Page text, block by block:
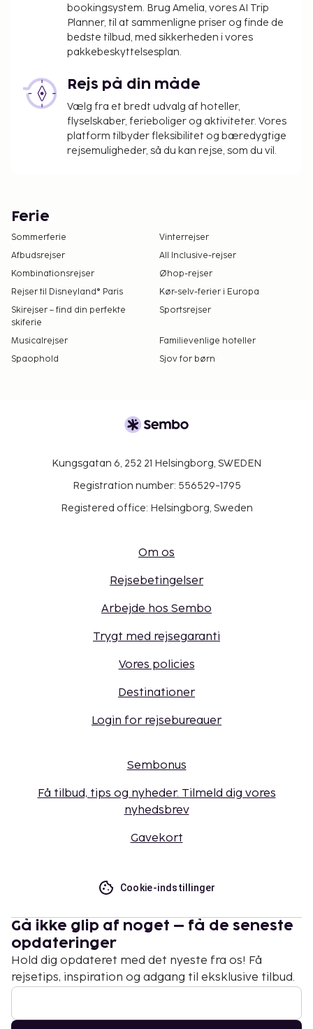
bookingsystem. Brug Amelia, vores AI Trip
Planner, til at sammenligne priser og finde de
bedste tilbud, med sikkerheden i vores
pakkebeskyttelsesplan.
Rejs på din måde
Vælg fra et bredt udvalg af hoteller,
flyselskaber, ferieboliger og aktiviteter. Vores
platform tilbyder fleksibilitet og bæredygtige
rejsemuligheder, så du kan rejse, som du vil.
Ferie
Sommerferie
Vinterrejser
Afbudsrejser
All Inclusive-rejser
Kombinationsrejser
Øhop-rejser
Rejser til Disneyland® Paris
Kør-selv-ferier i Europa
Skirejser – find din perfekte
skiferie
Sportsrejser
Musicalrejser
Familievenlige hoteller
Spaophold
Sjov for børn
Kungsgatan 6, 252 21 Helsingborg, SWEDEN
Registration number: 556529-1795
Registered office: Helsingborg, Sweden
Om os
Rejsebetingelser
Arbejde hos Sembo
Trygt med rejsegaranti
Vores policies
Destinationer
Login for rejsebureauer
Sembonus
Få tilbud, tips og nyheder. Tilmeld dig vores
nyhedsbrev
Gavekort
Cookie-indstillinger
Gå ikke glip af noget – få de seneste
opdateringer
Hold dig opdateret med det nyeste fra os! Få
rejsetips, inspiration og adgang til eksklusive tilbud.